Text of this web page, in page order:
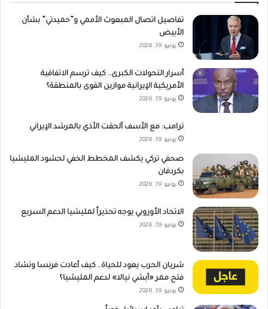
تفاصيل اتصال المبعوث الأممي و”حميدتي” بشأن
الأبيض
يونيو 19, 2026
أسرار التحولات الكبرى.. كيف ترسم الاتفاقية
الأمريكية الإيرانية موازين القوى بالمنطقة؟
يونيو 19, 2026
ترامب: مع الأسف ألحقت الأذي بالمرشد الإيراني
يونيو 19, 2026
صحفي تركي يكشف المخطط الخفي لحشود المليشيا
بكردفان
يونيو 19, 2026
الاتحاد الأوروبي يوجه تحذيراً لمليشيا الدعم السريع
يونيو 19, 2026
شريان الحرب يعود للحياة.. كيف أعادت فرنسا وتشاد
فتح ممر «أبشي نيالا» لدعم المليشيا؟
يونيو 19, 2026